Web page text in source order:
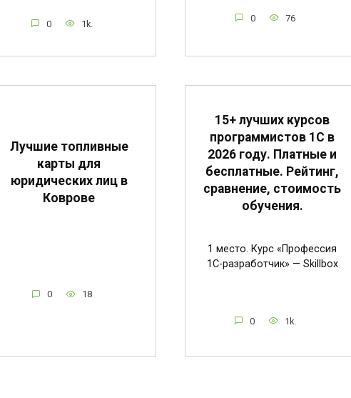
0 1k.
0 76
Лучшие топливные
карты для
юридических лиц в
Коврове
0 18
15+ лучших курсов
программистов 1С в
2026 году. Платные и
бесплатные. Рейтинг,
сравнение, стоимость
обучения.
1 место. Курс «Профессия
1C-разработчик» — Skillbox
0 1k.